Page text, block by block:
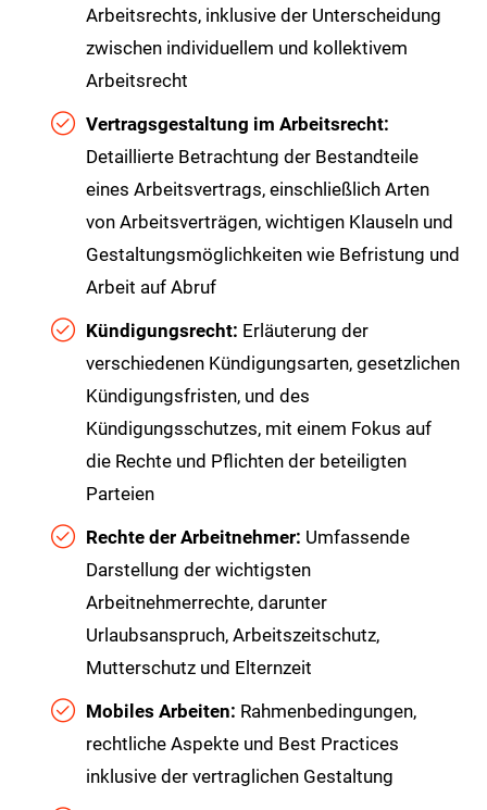
Arbeitsrechts, inklusive der Unterscheidung
zwischen individuellem und kollektivem
Arbeitsrecht
Vertragsgestaltung im Arbeitsrecht:
Detaillierte Betrachtung der Bestandteile
eines Arbeitsvertrags, einschließlich Arten
von Arbeitsverträgen, wichtigen Klauseln und
Gestaltungsmöglichkeiten wie Befristung und
Arbeit auf Abruf
Kündigungsrecht: Erläuterung der
verschiedenen Kündigungsarten, gesetzlichen
Kündigungsfristen, und des
Kündigungsschutzes, mit einem Fokus auf
die Rechte und Pflichten der beteiligten
Parteien
Rechte der Arbeitnehmer: Umfassende
Darstellung der wichtigsten
Arbeitnehmerrechte, darunter
Urlaubsanspruch, Arbeitszeitschutz,
Mutterschutz und Elternzeit
Mobiles Arbeiten: Rahmenbedingungen,
rechtliche Aspekte und Best Practices
inklusive der vertraglichen Gestaltung